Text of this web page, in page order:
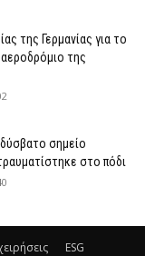
της Γερμανίας για το
της
σημείο
στο πόδι
ESG